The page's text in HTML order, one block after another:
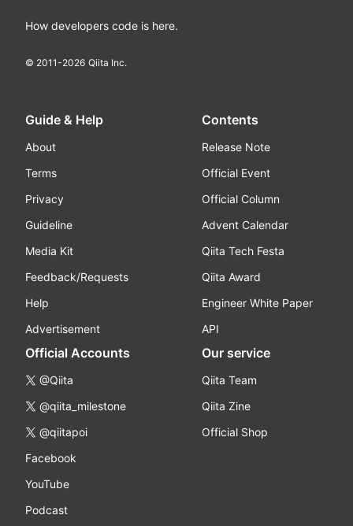
How developers code is here.
© 2011-2026 Qiita Inc.
Guide & Help
About
Terms
Privacy
Guideline
Media Kit
Feedback/Requests
Help
Advertisement
Contents
Release Note
Official Event
Official Column
Advent Calendar
Qiita Tech Festa
Qiita Award
Engineer White Paper
API
Official Accounts
@Qiita
@qiita_milestone
@qiitapoi
Facebook
YouTube
Podcast
Our service
Qiita Team
Qiita Zine
Official Shop